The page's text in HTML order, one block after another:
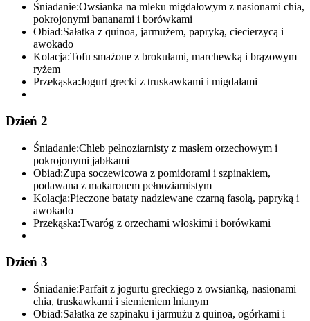
Śniadanie:Owsianka na mleku migdałowym z nasionami chia,
pokrojonymi bananami i borówkami
Obiad:Sałatka z quinoa, jarmużem, papryką, ciecierzycą i
awokado
Kolacja:Tofu smażone z brokułami, marchewką i brązowym
ryżem
Przekąska:Jogurt grecki z truskawkami i migdałami
Dzień 2
Śniadanie:Chleb pełnoziarnisty z masłem orzechowym i
pokrojonymi jabłkami
Obiad:Zupa soczewicowa z pomidorami i szpinakiem,
podawana z makaronem pełnoziarnistym
Kolacja:Pieczone bataty nadziewane czarną fasolą, papryką i
awokado
Przekąska:Twaróg z orzechami włoskimi i borówkami
Dzień 3
Śniadanie:Parfait z jogurtu greckiego z owsianką, nasionami
chia, truskawkami i siemieniem lnianym
Obiad:Sałatka ze szpinaku i jarmużu z quinoa, ogórkami i